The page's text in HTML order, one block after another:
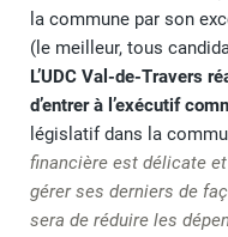
la commune par son
(le meilleur, tous
L’UDC Val-de-Travers
d’entrer à l’exécutif
législatif dans la
financière est délicate
gérer ses derniers de
sera de réduire les